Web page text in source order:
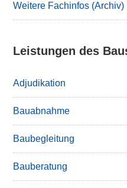
Weitere Fachinfos (Archiv)
Leistungen des
Adjudikation
Bauabnahme
Baubegleitung
Bauberatung